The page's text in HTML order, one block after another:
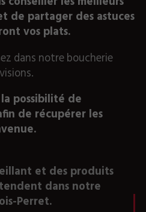
de partager des astuces
vos plats.
dans notre boucherie
possibilité de
de récupérer les
et des produits
dans notre
Perret.